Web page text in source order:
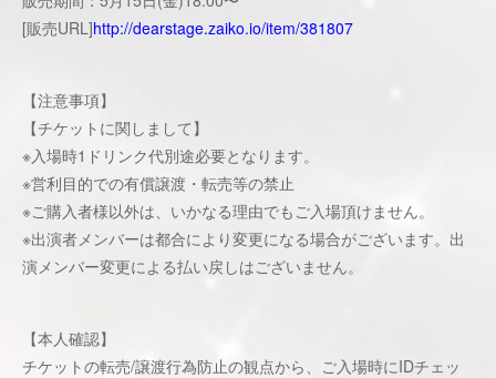
[販売URL]http://dearstage.zaiko.io/item/381807
【注意事項】
【チケットに関しまして】
※入場時1ドリンク代別途必要となります。
※営利目的での有償譲渡・転売等の禁止
※ご購入者様以外は、いかなる理由でもご入場頂けません。
※出演者メンバーは都合により変更になる場合がございます。出
演メンバー変更による払い戻しはございません。
【本人確認】
チケットの転売/譲渡行為防止の観点から、ご入場時にIDチェッ